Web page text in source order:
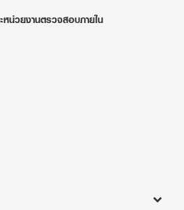
หน่วยงานตรวจสอบภายใน